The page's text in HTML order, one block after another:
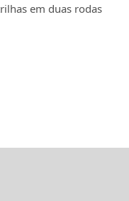
em duas rodas